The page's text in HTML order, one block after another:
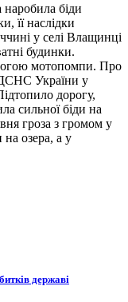
біди
її наслідки
у селі Влащинці
будинки.
мотопомпи. Про
України у
дорогу,
сильної біди на
гроза з громом у
на озера, а у
державі